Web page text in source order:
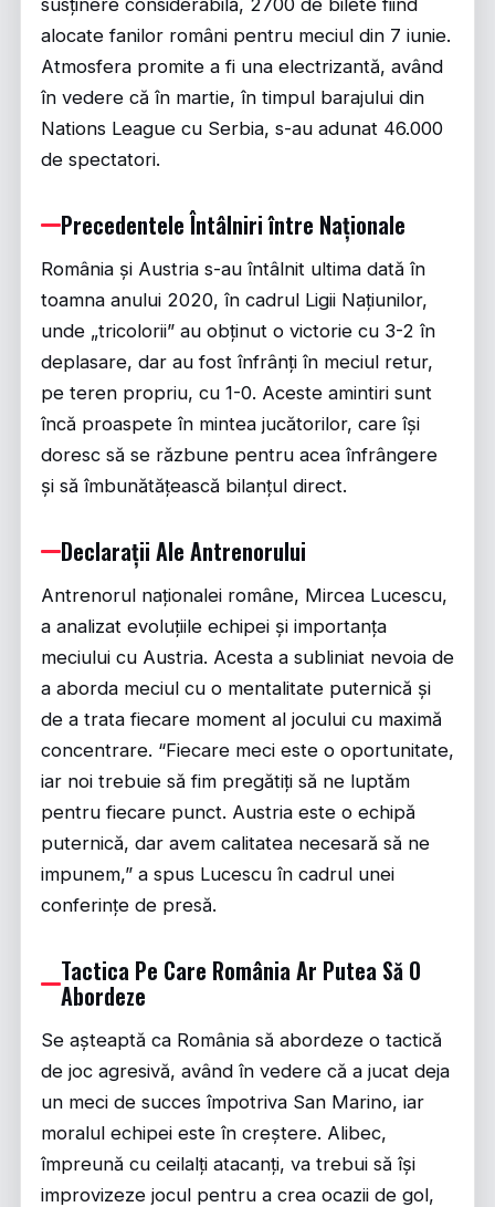
susținere considerabilă, 2700 de bilete fiind
alocate fanilor români pentru meciul din 7 iunie.
Atmosfera promite a fi una electrizantă, având
în vedere că în martie, în timpul barajului din
Nations League cu Serbia, s-au adunat 46.000
de spectatori.
Precedentele Întâlniri între Naționale
România și Austria s-au întâlnit ultima dată în
toamna anului 2020, în cadrul Ligii Națiunilor,
unde „tricolorii” au obținut o victorie cu 3-2 în
deplasare, dar au fost înfrânți în meciul retur,
pe teren propriu, cu 1-0. Aceste amintiri sunt
încă proaspete în mintea jucătorilor, care își
doresc să se răzbune pentru acea înfrângere
și să îmbunătățească bilanțul direct.
Declarații Ale Antrenorului
Antrenorul naționalei române, Mircea Lucescu,
a analizat evoluțiile echipei și importanța
meciului cu Austria. Acesta a subliniat nevoia de
a aborda meciul cu o mentalitate puternică și
de a trata fiecare moment al jocului cu maximă
concentrare. “Fiecare meci este o oportunitate,
iar noi trebuie să fim pregătiți să ne luptăm
pentru fiecare punct. Austria este o echipă
puternică, dar avem calitatea necesară să ne
impunem,” a spus Lucescu în cadrul unei
conferințe de presă.
Tactica Pe Care România Ar Putea Să O
Abordeze
Se așteaptă ca România să abordeze o tactică
de joc agresivă, având în vedere că a jucat deja
un meci de succes împotriva San Marino, iar
moralul echipei este în creștere. Alibec,
împreună cu ceilalți atacanți, va trebui să își
improvizeze jocul pentru a crea ocazii de gol,